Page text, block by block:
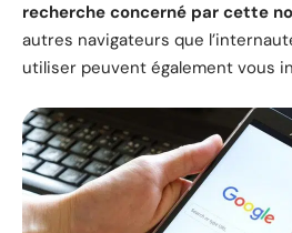
recherche concerné par cette
autres navigateurs que
utiliser peuvent également vous